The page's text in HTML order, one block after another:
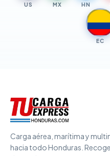
US MX HN
EC
Carga aérea, marítima y
hacia todo Honduras.